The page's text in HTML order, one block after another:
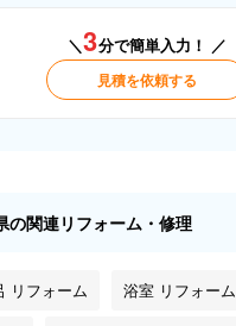
＼3分で簡単入力！ ／
見積を依頼する
の関連リフォーム・修理
リフォーム 浴室 リフォーム